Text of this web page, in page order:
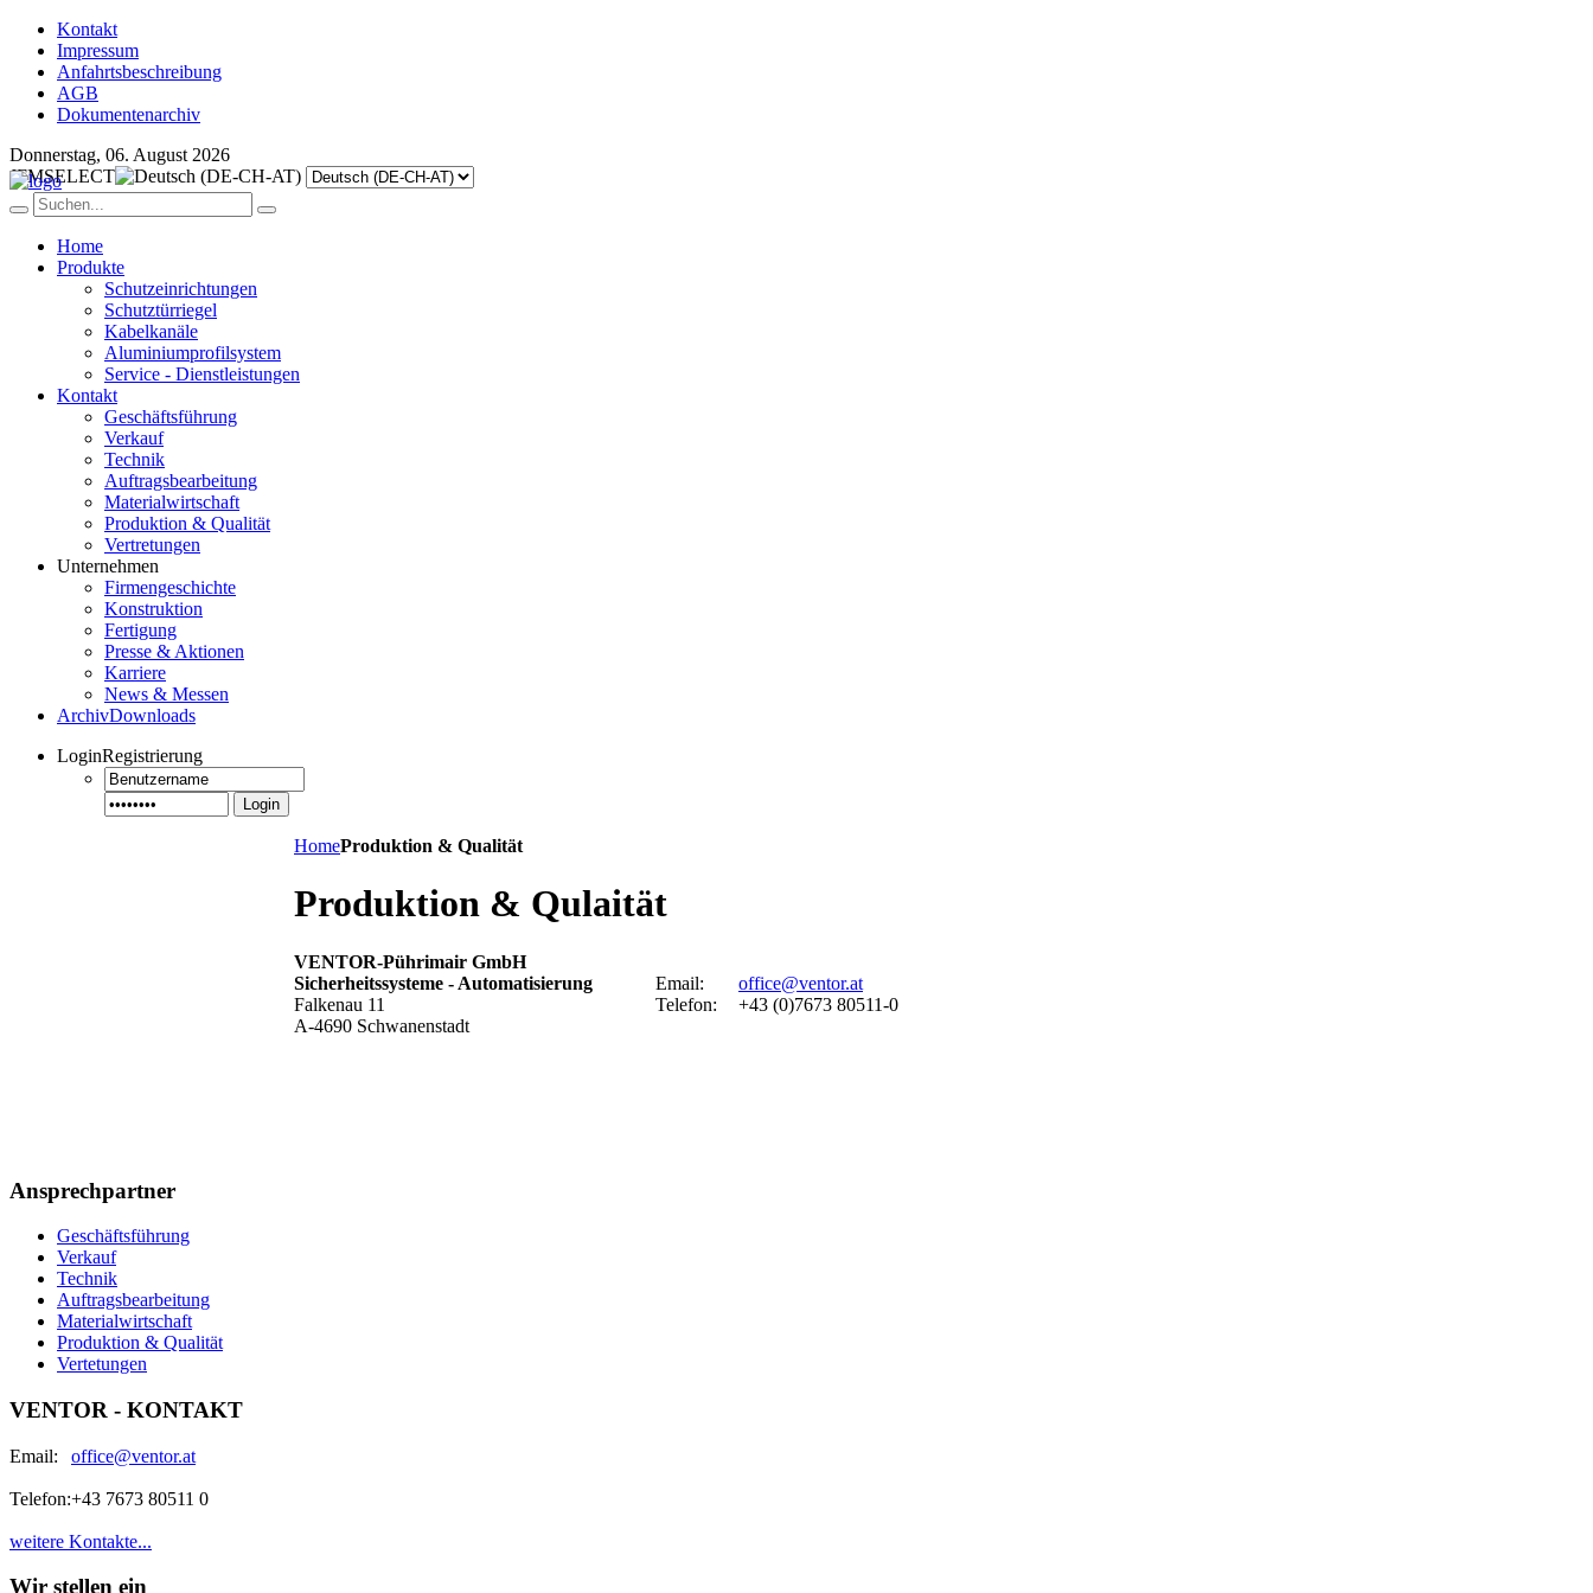
Kontakt
Impressum
Anfahrtsbeschreibung
AGB
Dokumentenarchiv
Donnerstag, 06. August 2026
JFMSELECT
Home
Produkte
Schutzeinrichtungen
Schutztürriegel
Kabelkanäle
Aluminiumprofilsystem
Service - Dienstleistungen
Kontakt
Geschäftsführung
Verkauf
Technik
Auftragsbearbeitung
Materialwirtschaft
Produktion & Qualität
Vertretungen
Unternehmen
Firmengeschichte
Konstruktion
Fertigung
Presse & Aktionen
Karriere
News & Messen
ArchivDownloads
LoginRegistrierung
Login
HomeProduktion & Qualität
Produktion & Qulaität
VENTOR-Pührimair GmbH
Sicherheitssysteme - Automatisierung
Falkenau 11
A-4690 Schwanenstadt
Email:
Telefon:
office@ventor.at
+43 (0)7673 80511-0
Ansprechpartner
Geschäftsführung
Verkauf
Technik
Auftragsbearbeitung
Materialwirtschaft
Produktion & Qualität
Vertetungen
VENTOR - KONTAKT
Email: office@ventor.at
Telefon:+43 7673 80511 0
weitere Kontakte...
Wir stellen ein